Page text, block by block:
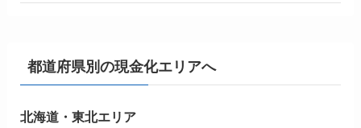
都道府県別の現金化エリアへ
北海道・東北エリア